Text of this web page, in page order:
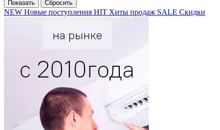
NEW Новые поступления HIT Хиты продаж SALE Скидки